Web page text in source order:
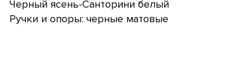
Черный ясень-Санторини белый
Ручки и опоры: черные матовые